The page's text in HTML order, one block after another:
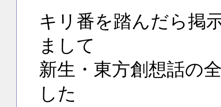
キリ番を踏んだら掲
まして
新生・東方創想話の
した